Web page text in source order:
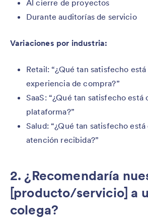
Al cierre de proyectos
Durante auditorías de servicio
Variaciones por industria:
Retail: “¿Qué tan satisfecho está
experiencia de compra?”
SaaS: “¿Qué tan satisfecho está
plataforma?”
Salud: “¿Qué tan satisfecho está
atención recibida?”
2. ¿Recomendaría
[producto/servicio] a
colega?